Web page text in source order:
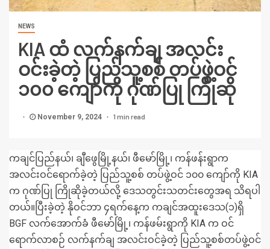
NEWS
KIA ထံ လက်နက်ချ အလင်း
ဝင်းခဲ့တဲ့ ပြည်သူ့စစ် တပ်ဖွဲ့ဝင်
၁၀၀ ကျော်ကို ဂုဏ်ပြု ကြိုဆို
November 9, 2024 1 min read
ကချင်ပြည်နယ်၊ ချီဖွေမြို့နယ်၊ ဖီမော်မြို့၊ ကန်ဖန်းရွာက
အလင်းဝင်ရောက်ခဲ့တဲ့ ပြည်သူ့စစ် တပ်ဖွဲ့ဝင် ၁၀၀ ကျော်ကို KIA
က ဂုဏ်ပြု ကြိုဆိုခဲ့တယ်လို့ ဒေသတွင်းသတင်းတွေအရ သိရပါ
တယ်။ပြီးခဲ့တဲ့ နိုဝင်ဘာ ၄ရက်နေ့က ကချင်အထူးဒေသ(၁)ရှိ
BGF လက်အောက်ခံ ဖီမော်မြို့၊ ကန်ဖမ်းရွာကို KIA က ဝင်
ရောက်လာစဉ် လက်နက်ချ အလင်းဝင်ခဲ့တဲ့ ပြည်သူ့စစ်တပ်ဖွဲ့ဝင်